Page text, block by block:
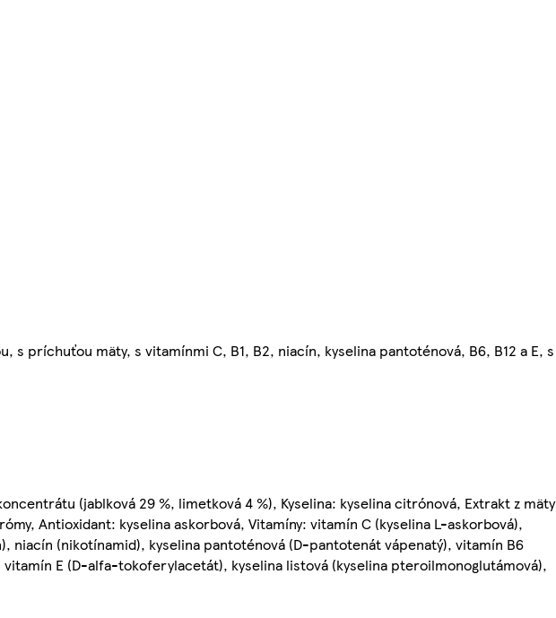
s príchuťou mäty, s vitamínmi C, B1, B2, niacín, kyselina pantoténová, B6, B12 a E, s
(jablková 29 %, limetková 4 %), Kyselina: kyselina citrónová, Extrakt z mäty
Antioxidant: kyselina askorbová, Vitamíny: vitamín C (kyselina L-askorbová),
niacín (nikotínamid), kyselina pantoténová (D-pantotenát vápenatý), vitamín B6
E (D-alfa-tokoferylacetát), kyselina listová (kyselina pteroilmonoglutámová),